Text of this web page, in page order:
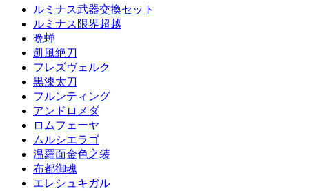
ルミナス武器交換セット
ルミナス限界超越
晩蝉
凱風絶刀
フレズヴェルク
黒漆太刀
フルンティング
アンドロメダ
ロムフェーヤ
ムルシエラゴ
温羅面金色之装
布都御魂
エレシュキガル